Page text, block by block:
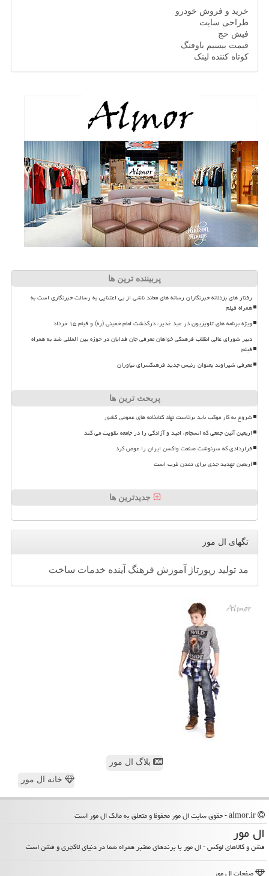
خرید و فروش خودرو
طراحی سایت
فیش حج
قیمت بیسیم باوفنگ
کوتاه کننده لینک
پربیننده ترین ها
رفتار های بزدلانه خبرنگاران رسانه های معاند ناشی از بی اعتنایی به رسالت خبرنگاری است به
همراه فیلم
ویژه برنامه های تلویزیون در عید غدیر، درگذشت امام خمینی (ره) و قیام ۱۵ خرداد
دبیر شورای عالی انقلاب فرهنگی خواهان معرفی جان فدایان در حوزه بین المللی شد به همراه
فیلم
معرفی شیراوند بعنوان رئیس جدید فرهنگسرای نیاوران
پربحث ترین ها
شروع به کار موکب باید برخاست نهاد کتابخانه های عمومی کشور
اربعین آئین جمعی که انسجام، امید و آزادگی را در جامعه تقویت می کند
قراردادی که سرنوشت صنعت واکسن ایران را عوض کرد
اربعین تهدید جدی برای تمدن غرب است
جدیدترین ها
تگهای ال مور
مد تولید رپورتاژ آموزش فرهنگ آینده خدمات ساخت
بلاگ ال مور
خانه ال مور
ال مور
فشن و کالاهای لوکس - ال مور با برندهای معتبر همراه شما در دنیای لاکچری و فشن است